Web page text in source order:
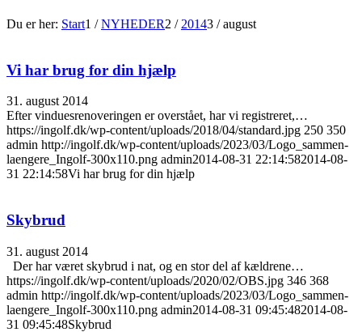
Du er her: Start1 / NYHEDER2 / 20143 / august
Vi har brug for din hjælp
31. august 2014
Efter vinduesrenoveringen er overstået, har vi registreret,…
https://ingolf.dk/wp-content/uploads/2018/04/standard.jpg 250 350
admin http://ingolf.dk/wp-content/uploads/2023/03/Logo_sammen-
laengere_Ingolf-300x110.png admin2014-08-31 22:14:582014-08-
31 22:14:58Vi har brug for din hjælp
Skybrud
31. august 2014
Der har været skybrud i nat, og en stor del af kældrene…
https://ingolf.dk/wp-content/uploads/2020/02/OBS.jpg 346 368
admin http://ingolf.dk/wp-content/uploads/2023/03/Logo_sammen-
laengere_Ingolf-300x110.png admin2014-08-31 09:45:482014-08-
31 09:45:48Skybrud